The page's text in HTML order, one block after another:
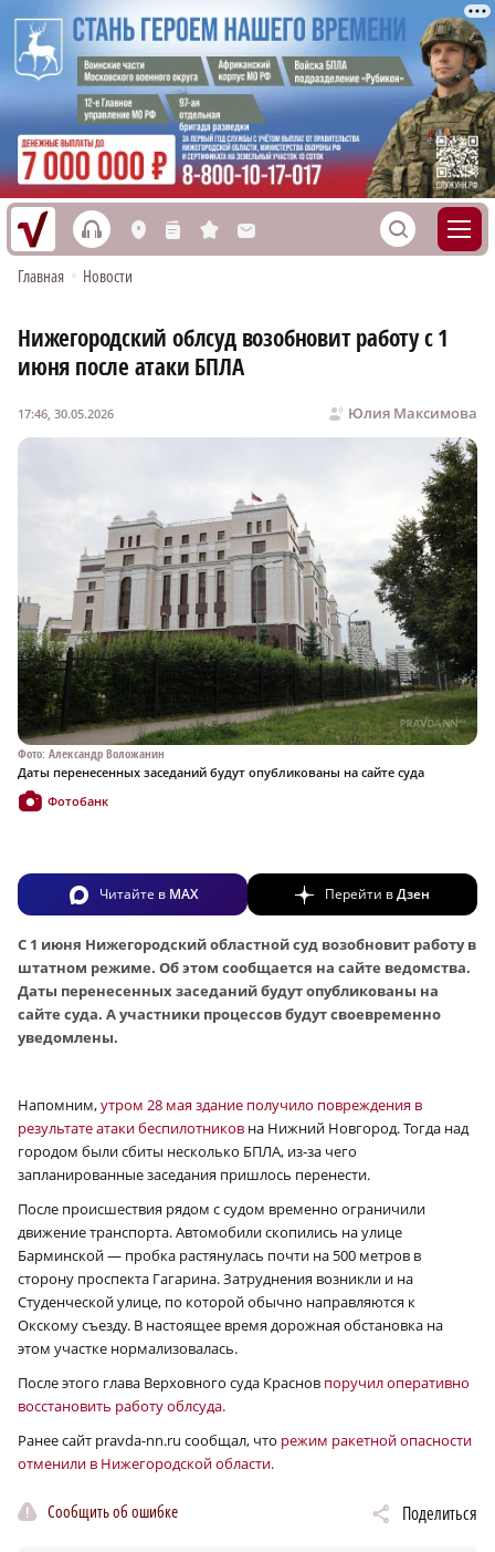
h L n s M S
Главная • Новости
Нижегородский облсуд возобновит работу с 1
июня после атаки БПЛА
Юлия Максимова
17:46, 30.05.2026
Фото: Александр Воложанин
Даты перенесенных заседаний будут опубликованы на сайте суда
Фотобанк
Читайте в MAX Перейти вДзен
С 1 июня Нижегородский областной суд возобновит работу в
штатном режиме. Об этом сообщается на сайте ведомства.
Даты перенесенных заседаний будут опубликованы на
сайте суда. А участники процессов будут своевременно
уведомлены.
Напомним,утром 28 мая здание получило повреждения в
результате атаки беспилотников на Нижний Новгород. Тогда над
городом были сбиты несколько БПЛА, из‑за чего
запланированные заседания пришлось перенести.
После происшествия рядом с судом временно ограничили
движение транспорта. Автомобили скопились на улице
Барминской — пробка растянулась почти на 500 метров в
сторону проспекта Гагарина. Затруднения возникли и на
Студенческой улице, по которой обычно направляются к
Окскому съезду. В настоящее время дорожная обстановка на
этом участке нормализовалась.
После этого глава Верховного суда Краснов поручил оперативно
восстановить работу облсуда.
Ранее сайт pravda-nn.ru сообщал, что режим ракетной опасности
отменили в Нижегородской области.
Сообщить об ошибке Поделиться